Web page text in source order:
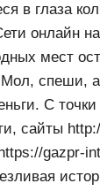
в глаза
онлайн
мест
Мол, спеши,
С точки
сайты
gazpr-